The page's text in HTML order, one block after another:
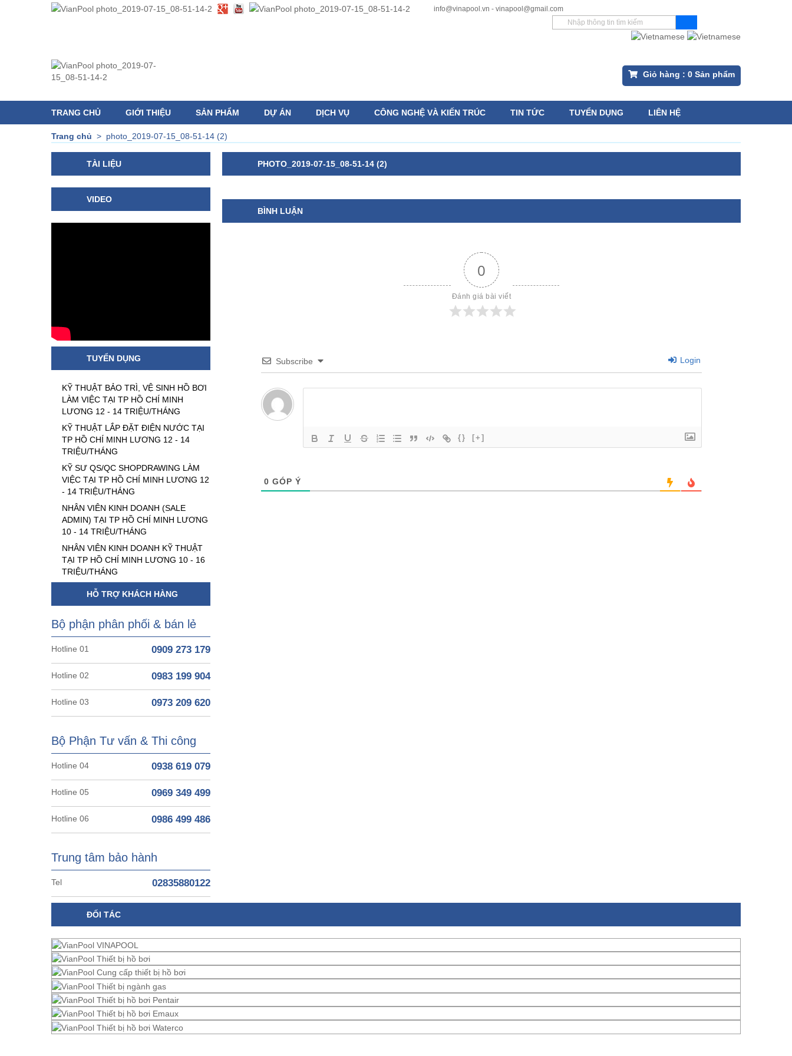
info@vinapool.vn - vinapool@gmail.com
Giỏ hàng : 0 Sản phẩm
TRANG CHỦ GIỚI THIỆU SẢN PHẨM DỰ ÁN DỊCH VỤ CÔNG NGHỆ VÀ KIẾN TRÚC TIN TỨC TUYỂN DỤNG LIÊN HỆ
Trang chủ > photo_2019-07-15_08-51-14 (2)
TÀI LIỆU
VIDEO
TUYỂN DỤNG
KỸ THUẬT BẢO TRÌ, VỆ SINH HỒ BƠI
LÀM VIỆC TẠI TP HỒ CHÍ MINH
LƯƠNG 12 - 14 TRIỆU/THÁNG
KỸ THUẬT LẮP ĐẶT ĐIỆN NƯỚC TẠI
TP HỒ CHÍ MINH LƯƠNG 12 - 14
TRIỆU/THÁNG
KỸ SƯ QS/QC SHOPDRAWING LÀM
VIỆC TẠI TP HỒ CHÍ MINH LƯƠNG 12
- 14 TRIỆU/THÁNG
NHÂN VIÊN KINH DOANH (SALE
ADMIN) TẠI TP HỒ CHÍ MINH LƯƠNG
10 - 14 TRIỆU/THÁNG
NHÂN VIÊN KINH DOANH KỸ THUẬT
TẠI TP HỒ CHÍ MINH LƯƠNG 10 - 16
TRIỆU/THÁNG
HỖ TRỢ KHÁCH HÀNG
Bộ phận phân phối & bán lẻ
Hotline 01 0909 273 179
Hotline 02 0983 199 904
Hotline 03 0973 209 620
Bộ Phận Tư vấn & Thi công
Hotline 04 0938 619 079
Hotline 05 0969 349 499
Hotline 06 0986 499 486
Trung tâm bảo hành
Tel 02835880122
PHOTO_2019-07-15_08-51-14 (2)
BÌNH LUẬN
0
Đánh giá bài viết
Subscribe Login
{} [+]
0 GÓP Ý
ĐỐI TÁC